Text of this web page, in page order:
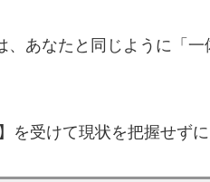
、あなたと同じように「
】を受けて現状を把握せず